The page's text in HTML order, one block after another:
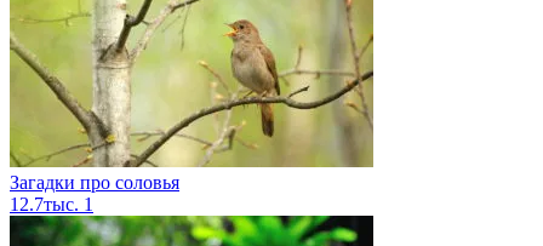
Загадки про соловья
12.7тыс. 1